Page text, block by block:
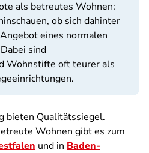
als betreutes Wohnen:
ob sich dahinter
eines normalen
sind
Wohnstifte oft teurer als
bieten Qualitätssiegel.
Wohnen gibt es zum
und in Baden-